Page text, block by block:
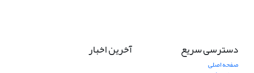
دسترسی سریع
صفحه اصلی
آخرین اخبار